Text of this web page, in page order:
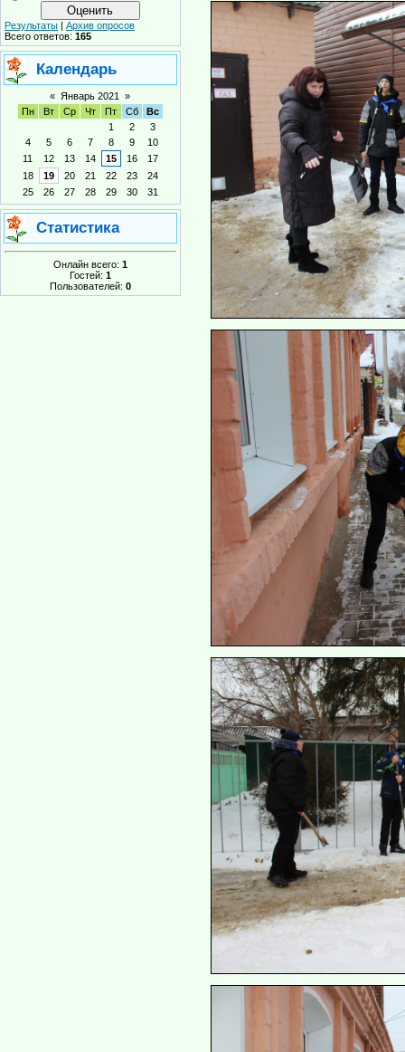
Результаты | Архив опросов
Всего ответов: 165
Календарь
« Январь 2021
»
Пн
Вт Ср Чт Пт Сб
Вс
1
2
3
4
5 6 7 8 9
10
11
12 13 14 15 16
17
18
19 20 21 22 23
24
25
26 27 28 29 30 31
Статистика
Онлайн всего: 1
Гостей: 1
Пользователей: 0